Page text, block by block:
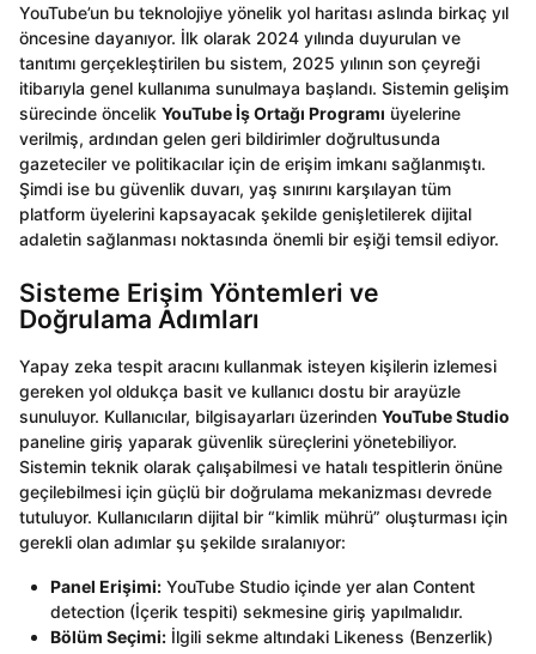
YouTube’un bu teknolojiye yönelik yol haritası aslında birkaç yıl
öncesine dayanıyor. İlk olarak 2024 yılında duyurulan ve
tanıtımı gerçekleştirilen bu sistem, 2025 yılının son çeyreği
itibarıyla genel kullanıma sunulmaya başlandı. Sistemin gelişim
sürecinde öncelik YouTube İş Ortağı Programı üyelerine
verilmiş, ardından gelen geri bildirimler doğrultusunda
gazeteciler ve politikacılar için de erişim imkanı sağlanmıştı.
Şimdi ise bu güvenlik duvarı, yaş sınırını karşılayan tüm
platform üyelerini kapsayacak şekilde genişletilerek dijital
adaletin sağlanması noktasında önemli bir eşiği temsil ediyor.
Sisteme Erişim Yöntemleri ve
Doğrulama Adımları
Yapay zeka tespit aracını kullanmak isteyen kişilerin izlemesi
gereken yol oldukça basit ve kullanıcı dostu bir arayüzle
sunuluyor. Kullanıcılar, bilgisayarları üzerinden YouTube Studio
paneline giriş yaparak güvenlik süreçlerini yönetebiliyor.
Sistemin teknik olarak çalışabilmesi ve hatalı tespitlerin önüne
geçilebilmesi için güçlü bir doğrulama mekanizması devrede
tutuluyor. Kullanıcıların dijital bir “kimlik mührü” oluşturması için
gerekli olan adımlar şu şekilde sıralanıyor:
Panel Erişimi: YouTube Studio içinde yer alan Content
detection (İçerik tespiti) sekmesine giriş yapılmalıdır.
Bölüm Seçimi: İlgili sekme altındaki Likeness (Benzerlik)